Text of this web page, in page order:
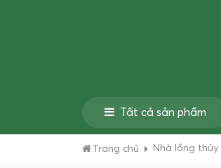
Tất cả sản phẩm
Trang chủ Nhà lồng thủy